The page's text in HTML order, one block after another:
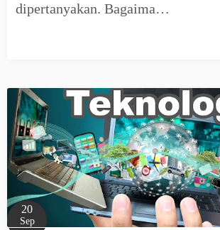
dipertanyakan. Bagaima…
20
Sep